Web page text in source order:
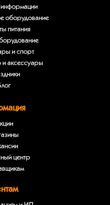
информации
оборудование
питания
и спорт
аксессуары
центр